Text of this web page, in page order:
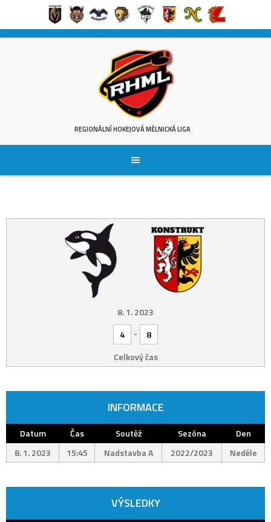
Skip
REGIONÁLNÍ HOKEJOVÁ MĚLNICKÁ LIGA
8. 1. 2023
4
-
8
Celkový čas
INFORMACE
Datum Čas Soutěž Sezóna
Den
8. 1. 2023
15:45 Nadstavba A 2022/2023 Neděle
VÝSLEDKY